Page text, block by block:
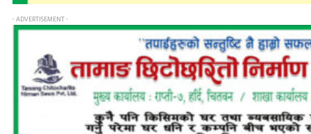
- ADVERTISEMENT -